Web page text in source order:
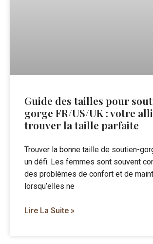
Guide des tailles pour
gorge FR/US/UK : votre
trouver la taille parfaite
Trouver la bonne taille de soutien-
un défi. Les femmes sont souvent
des problèmes de confort et de
lorsqu’elles ne
Lire La Suite »